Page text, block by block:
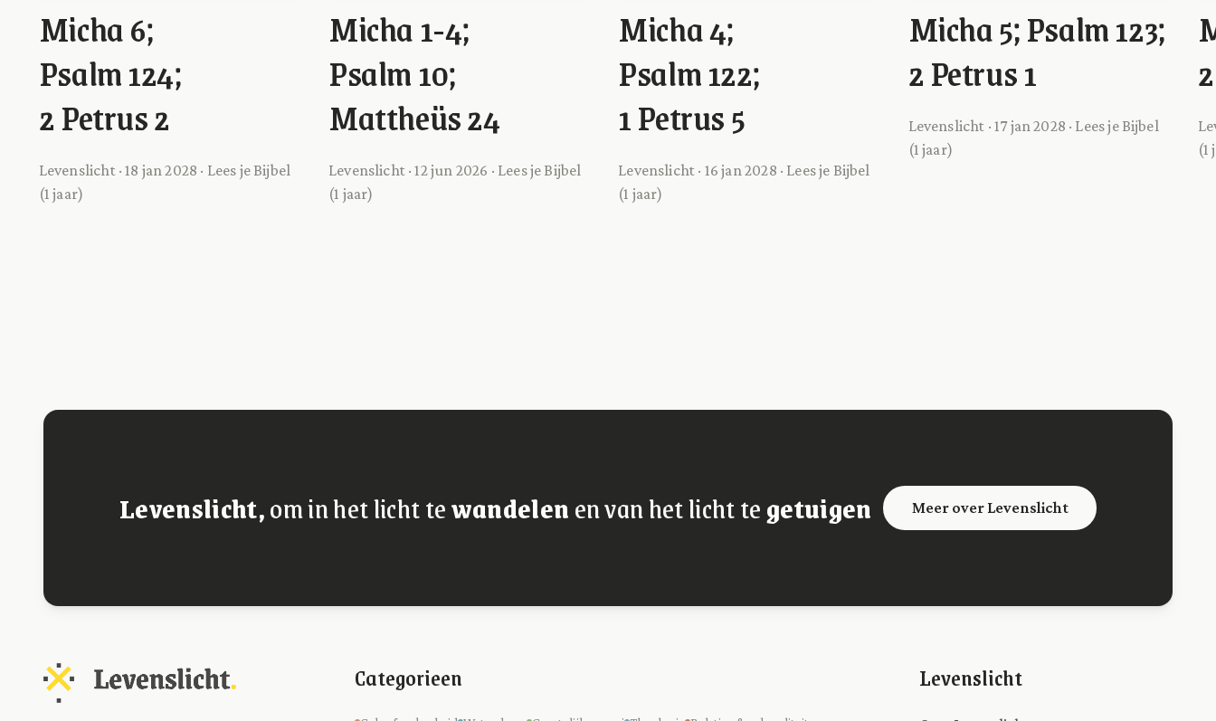
Micha 6;
Psalm 124;
2 Petrus 2
Levenslicht · 18 jan 2028 · Lees je Bijbel
(1 jaar)
Micha 1-4;
Psalm 10;
Mattheüs 24
Levenslicht · 12 jun 2026 · Lees je Bijbel
(1 jaar)
Micha 4;
Psalm 122;
1 Petrus 5
Levenslicht · 16 jan 2028 · Lees je Bijbel
(1 jaar)
Micha 5; Psalm 123;
2 Petrus 1
Levenslicht · 17 jan 2028 · Lees je Bijbel
(1 jaar)
(1
Levenslicht,om in het licht tewandelenen van het licht tegetuigen Meer over Levenslicht
Categorieen Levenslicht